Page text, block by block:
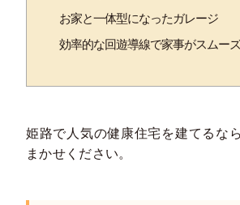
お家と一体型になったガレージ
効率的な回遊導線で家事がスムー
姫路で人気の健康住宅を建てるな
まかせください。